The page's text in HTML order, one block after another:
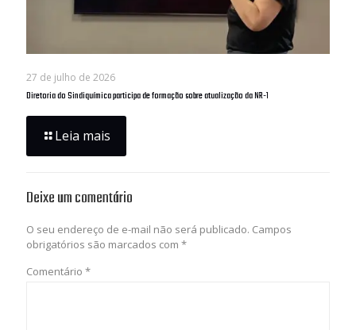
27 de julho de 2026
Diretoria do Sindiquímica participa de formação sobre atualização da NR-1
Leia mais
Deixe um comentário
O seu endereço de e-mail não será publicado. Campos
obrigatórios são marcados com *
Comentário *